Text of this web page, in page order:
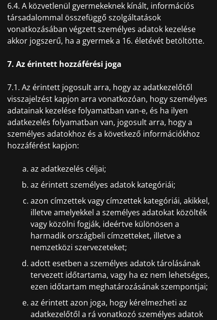
6.4. A közvetlenül gyermekeknek kínált, információs
társadalommal összefüggő szolgáltatások
vonatkozásában végzett személyes adatok kezelése
akkor jogszerű, ha a gyermek a 16. életévét betöltötte.
7. Az érintett hozzáférési joga
7.1. Az érintett jogosult arra, hogy az adatkezelőtől
visszajelzést kapjon arra vonatkozóan, hogy személyes
adatainak kezelése folyamatban van-e, és ha ilyen
adatkezelés folyamatban van, jogosult arra, hogy a
személyes adatokhoz és a következő információkhoz
hozzáférést kapjon:
az adatkezelés céljai;
az érintett személyes adatok kategóriái;
azon címzettek vagy címzettek kategóriái, akikkel,
illetve amelyekkel a személyes adatokat közölték
vagy közölni fogják, ideértve különösen a
harmadik országbeli címzetteket, illetve a
nemzetközi szervezeteket;
adott esetben a személyes adatok tárolásának
tervezett időtartama, vagy ha ez nem lehetséges,
ezen időtartam meghatározásának szempontjai;
az érintett azon joga, hogy kérelmezheti az
adatkezelőtől a rá vonatkozó személyes adatok